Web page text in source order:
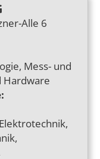
Alle 6
Mess- und
Hardware